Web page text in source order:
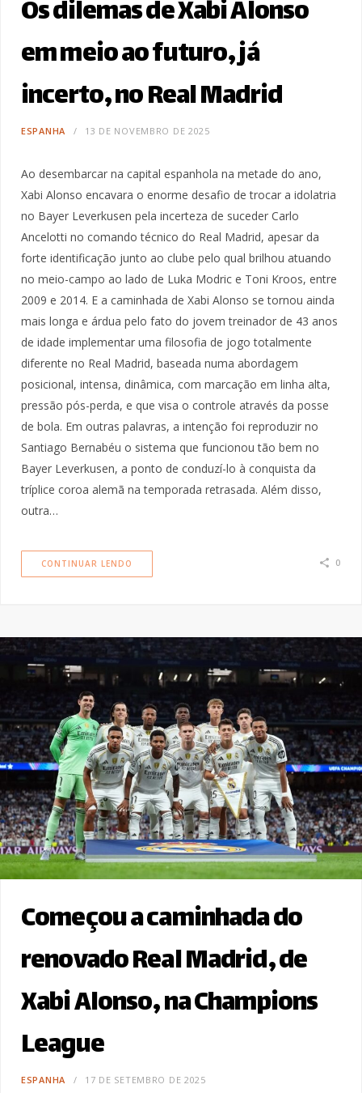
Os dilemas de Xabi Alonso
em meio ao futuro, já
incerto, no Real Madrid
ESPANHA 13 DE NOVEMBRO DE 2025
Ao desembarcar na capital espanhola na metade do ano,
Xabi Alonso encavara o enorme desafio de trocar a idolatria
no Bayer Leverkusen pela incerteza de suceder Carlo
Ancelotti no comando técnico do Real Madrid, apesar da
forte identificação junto ao clube pelo qual brilhou atuando
no meio-campo ao lado de Luka Modric e Toni Kroos, entre
2009 e 2014. E a caminhada de Xabi Alonso se tornou ainda
mais longa e árdua pelo fato do jovem treinador de 43 anos
de idade implementar uma filosofia de jogo totalmente
diferente no Real Madrid, baseada numa abordagem
posicional, intensa, dinâmica, com marcação em linha alta,
pressão pós-perda, e que visa o controle através da posse
de bola. Em outras palavras, a intenção foi reproduzir no
Santiago Bernabéu o sistema que funcionou tão bem no
Bayer Leverkusen, a ponto de conduzí-lo à conquista da
tríplice coroa alemã na temporada retrasada. Além disso,
outra…
CONTINUAR LENDO 0
Começou a caminhada do
renovado Real Madrid, de
Xabi Alonso, na Champions
League
ESPANHA 17 DE SETEMBRO DE 2025